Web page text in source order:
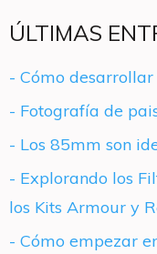
ÚLTIMAS
- Cómo
- Fotografía de
- Los 85mm son
- Explorando los
los Kits Armour y
- Cómo empezar